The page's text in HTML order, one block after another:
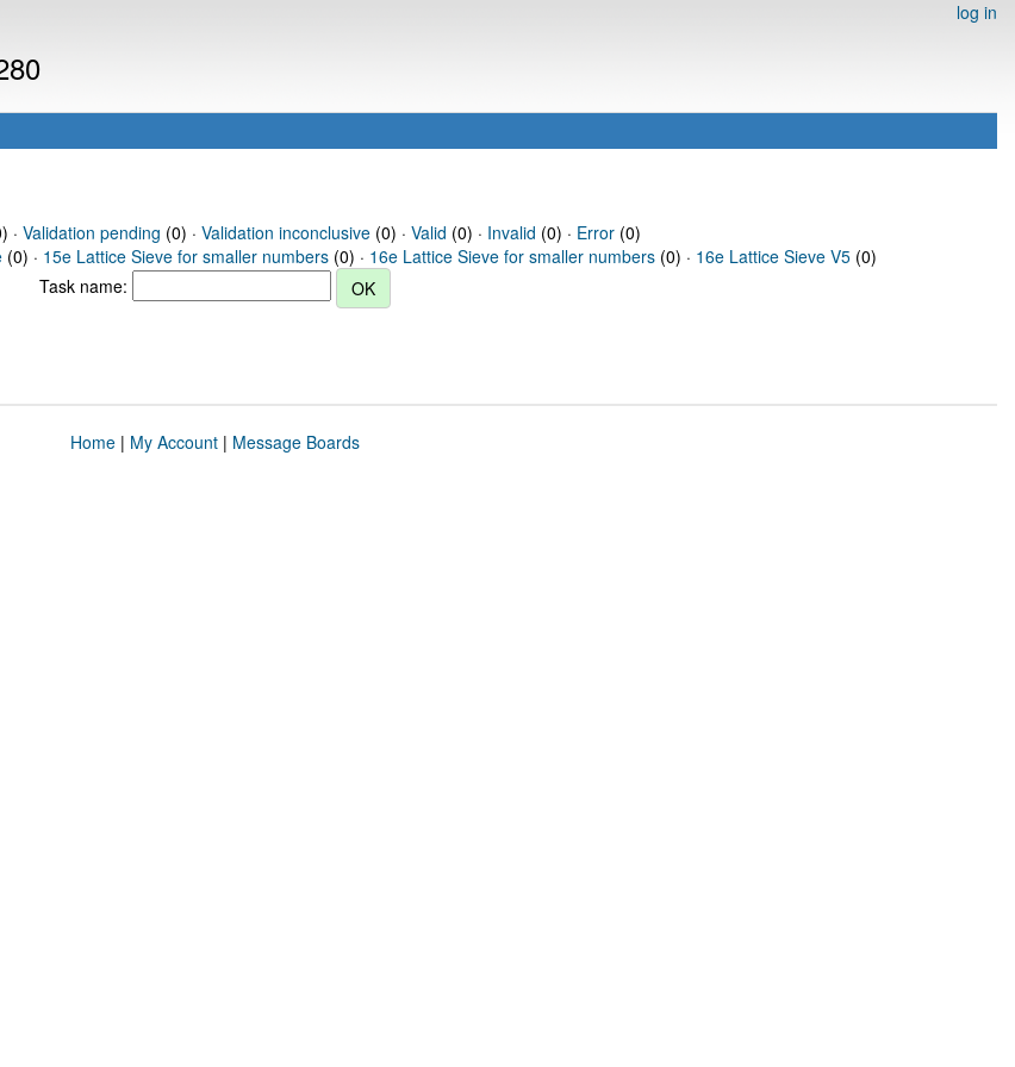
log in
· Validation pending (0) · Validation inconclusive(0) · Valid (0) · Invalid (0) · Error(0)
(0) · 15e Lattice Sieve for smaller numbers (0) · 16e Lattice Sieve for smaller numbers (0) · 16e Lattice Sieve V5 (0)
Task name:
Home| My Account| Message Boards